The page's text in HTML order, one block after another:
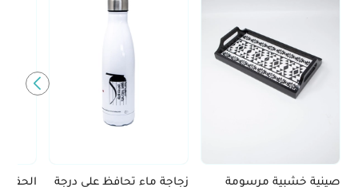
صينية خشبية مرسومة
زجاجة ماء تحافظ على درجة